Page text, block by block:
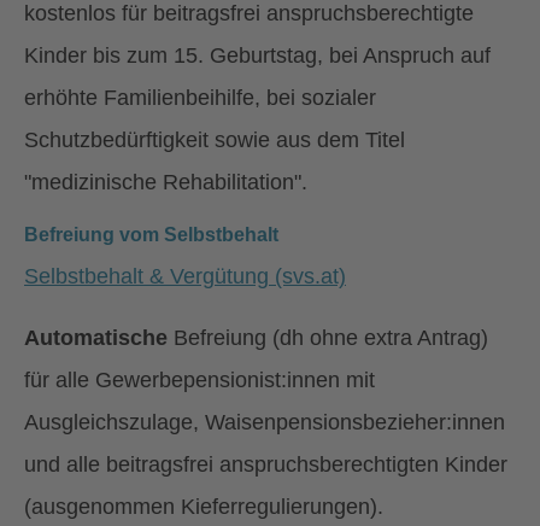
kostenlos für beitragsfrei anspruchsberechtigte
Kinder bis zum 15. Geburtstag, bei Anspruch auf
erhöhte Familienbeihilfe, bei sozialer
Schutzbedürftigkeit sowie aus dem Titel
"medizinische Rehabilitation".
Befreiung vom Selbstbehalt
Selbstbehalt & Vergütung (svs.at)
Automatische Befreiung (dh ohne extra Antrag)
für alle Gewerbepensionist:innen mit
Ausgleichszulage, Waisenpensionsbezieher:innen
und alle beitragsfrei anspruchsberechtigten Kinder
(ausgenommen Kieferregulierungen).